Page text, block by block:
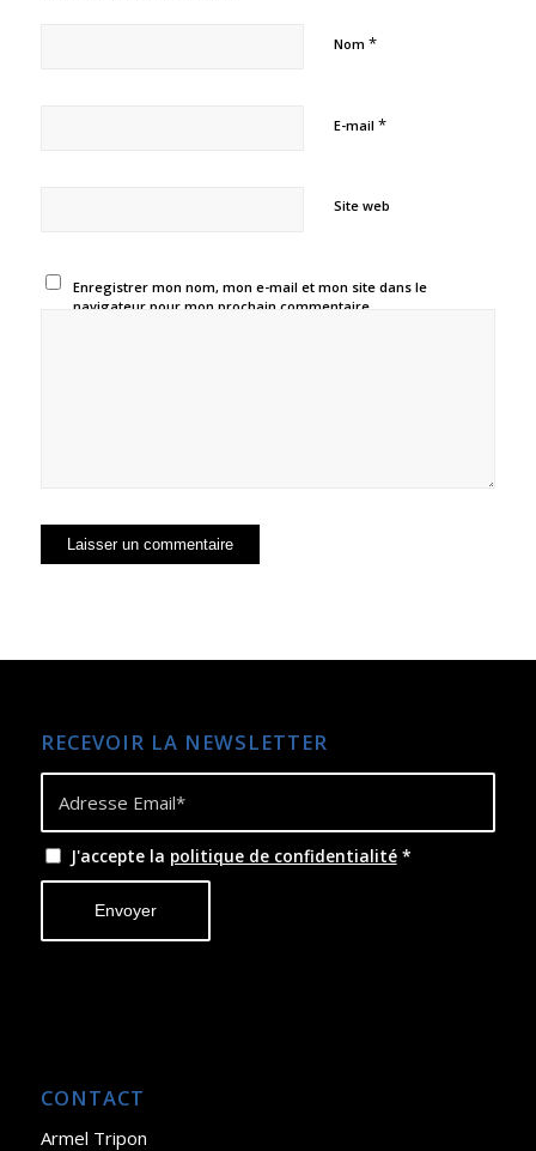
Nom *
E-mail *
Site web
Enregistrer mon nom, mon e-mail et mon site dans le
navigateur pour mon prochain commentaire.
RECEVOIR LA NEWSLETTER
J'accepte la politique de confidentialité *
CONTACT
Armel Tripon